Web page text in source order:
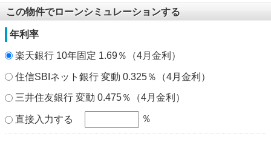
この物件でローンシミュレーションする
年利率
楽天銀行 10年固定 1.69％（4月金利）
住信SBIネット銀行 変動 0.325％（4月金利）
三井住友銀行 変動 0.475％（4月金利）
直接入力する ％